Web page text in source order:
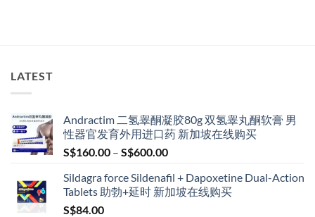
LATEST
Andractim 二氢睾酮凝胶80g 双氢睾丸酮软膏 男
性器官发育外用进口药 新加坡在线购买
S$160.00 – S$600.00Price
S$160.00
through
Sildagra force Sildenafil + Dapoxetine Dual-Action
Tablets 助勃+延时 新加坡在线购买
S$84.00